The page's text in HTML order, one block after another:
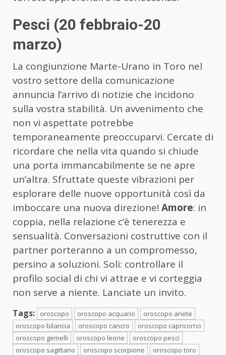
Pesci (20 febbraio-20
marzo)
La congiunzione Marte-Urano in Toro nel
vostro settore della comunicazione
annuncia l’arrivo di notizie che incidono
sulla vostra stabilità. Un avvenimento che
non vi aspettate potrebbe
temporaneamente preoccuparvi. Cercate di
ricordare che nella vita quando si chiude
una porta immancabilmente se ne apre
un’altra. Sfruttate queste vibrazioni per
esplorare delle nuove opportunità così da
imboccare una nuova direzione! Amore: in
coppia, nella relazione c’è tenerezza e
sensualità. Conversazioni costruttive con il
partner porteranno a un compromesso,
persino a soluzioni. Soli: controllare il
profilo social di chi vi attrae e vi corteggia
non serve a niente. Lanciate un invito.
Tags: oroscopo oroscopo acquario
oroscopo ariete
oroscopo bilancia
oroscopo cancro
oroscopo capricorno
oroscopo gemelli
oroscopo leone
oroscopo pesci
oroscopo sagittario
oroscopo scorpione
oroscopo toro